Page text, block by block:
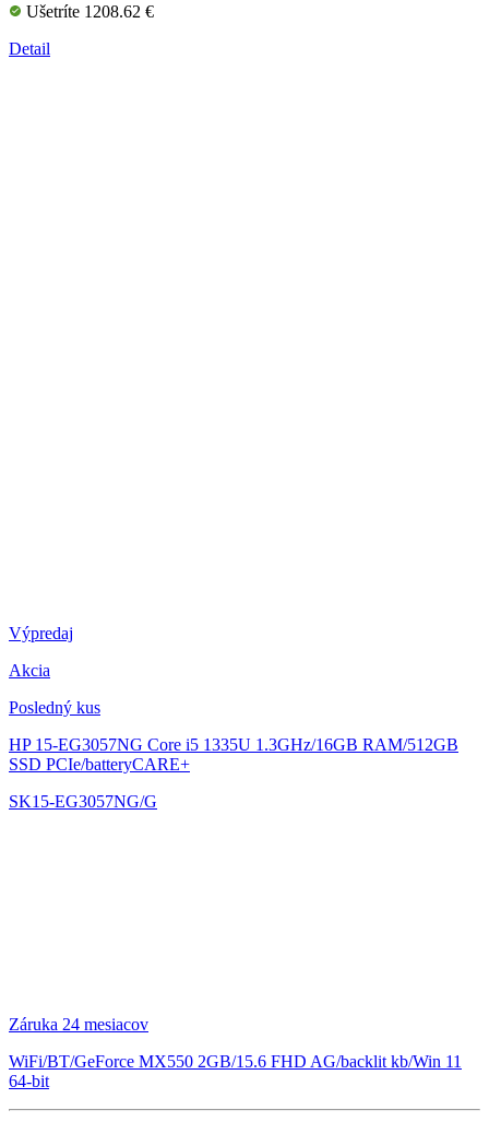
Ušetríte 1208.62 €
Detail
Výpredaj
Akcia
Posledný kus
HP 15-EG3057NG Core i5 1335U 1.3GHz/16GB RAM/512GB
SSD PCIe/batteryCARE+
SK15-EG3057NG/G
Záruka 24 mesiacov
WiFi/BT/GeForce MX550 2GB/15.6 FHD AG/backlit kb/Win 11
64-bit